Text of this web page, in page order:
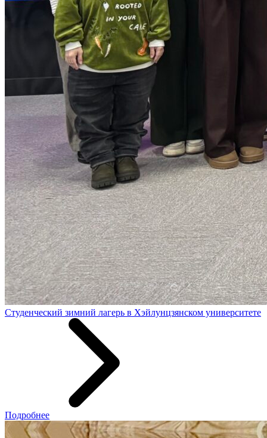
Студенческий зимний лагерь в Хэйлунцзянском университете
Подробнее